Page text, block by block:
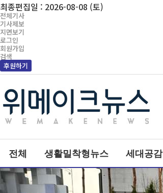
최종편집일 : 2026-08-08 (토)
전체기사
기사제보
지면보기
로그인
회원가입
검색
후원하기
전체 생활밀착형뉴스 세대공감